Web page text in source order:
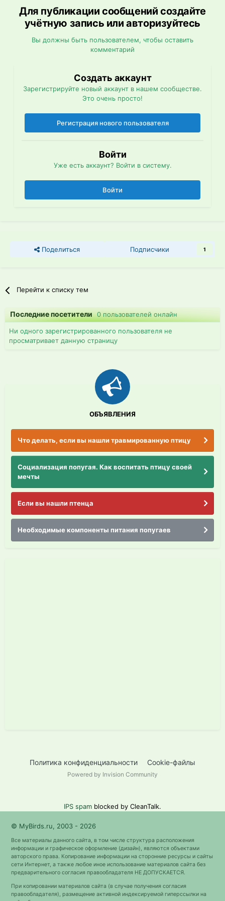
Для публикации сообщений создайте
учётную запись или авторизуйтесь
Вы должны быть пользователем, чтобы оставить
комментарий
Создать аккаунт
Зарегистрируйте новый аккаунт в нашем сообществе.
Это очень просто!
Регистрация нового пользователя
Войти
Уже есть аккаунт? Войти в систему.
Войти
Поделиться Подписчики 1
Перейти к списку тем
Последние посетители0 пользователей онлайн
Ни одного зарегистрированного пользователя не
просматривает данную страницу
ОБЪЯВЛЕНИЯ
Что делать, если вы нашли травмированную птицу
Социализация попугая. Как воспитать птицу своей
мечты
Если вы нашли птенца
Необходимые компоненты питания попугаев
Политика конфиденциальности Cookie-файлы
Powered by Invision Community
IPS spam blocked by CleanTalk.
© MyBirds.ru, 2003 - 2026
Все материалы данного сайта, в том числе структура расположения
информации и графическое оформление (дизайн), являются объектами
авторского права. Копирование информации на сторонние ресурсы и сайты
сети Интернет, а также любое иное использование материалов сайта без
предварительного согласия правообладателя НЕ ДОПУСКАЕТСЯ.
При копировании материалов сайта (в случае получения согласия
правообладателя), размещение активной индексируемой гиперссылки на